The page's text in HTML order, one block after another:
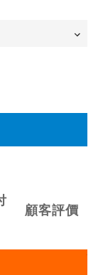
顧客評價